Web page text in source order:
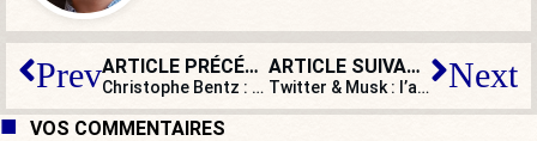
Prev ARTICLE PRÉCÉDENT
Christophe Bentz : « Plus vous êtes âgé, plus vous votez Macron »
ARTICLE SUIVANT
Twitter & Musk : l’argent n’a pas d’odeur, mais il a le pouvoir Next
VOS COMMENTAIRES